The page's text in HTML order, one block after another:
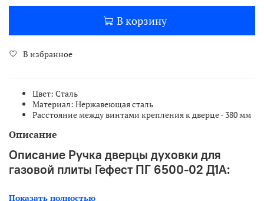
В корзину
В избранное
Цвет: Сталь
Материал: Нержавеющая сталь
Расстояние между винтами крепления к дверце - 380 мм
Описание
Описание Ручка дверцы духовки для
газовой плиты Гефест ПГ 6500-02 Д1А:
Показать полностью